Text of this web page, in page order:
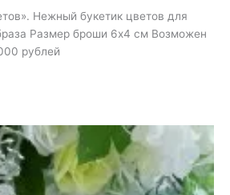
Нежный букетик цветов для
Размер броши 6х4 см Возможен
рублей